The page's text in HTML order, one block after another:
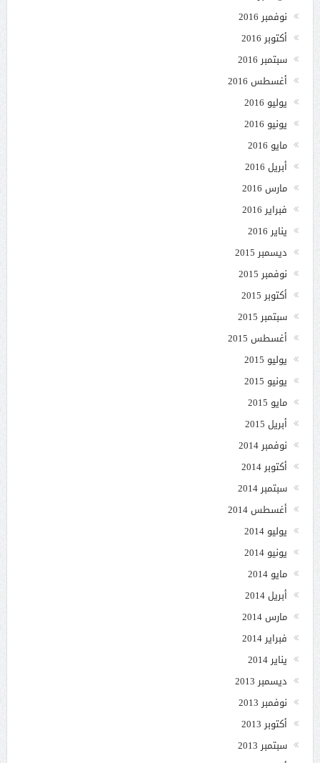
نوفمبر 2016
أكتوبر 2016
سبتمبر 2016
أغسطس 2016
يوليو 2016
يونيو 2016
مايو 2016
أبريل 2016
مارس 2016
فبراير 2016
يناير 2016
ديسمبر 2015
نوفمبر 2015
أكتوبر 2015
سبتمبر 2015
أغسطس 2015
يوليو 2015
يونيو 2015
مايو 2015
أبريل 2015
نوفمبر 2014
أكتوبر 2014
سبتمبر 2014
أغسطس 2014
يوليو 2014
يونيو 2014
مايو 2014
أبريل 2014
مارس 2014
فبراير 2014
يناير 2014
ديسمبر 2013
نوفمبر 2013
أكتوبر 2013
سبتمبر 2013